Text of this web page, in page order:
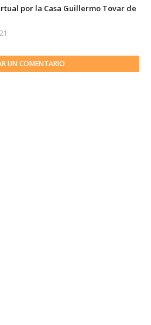
por la Casa Guillermo Tovar de
UN COMENTARIO